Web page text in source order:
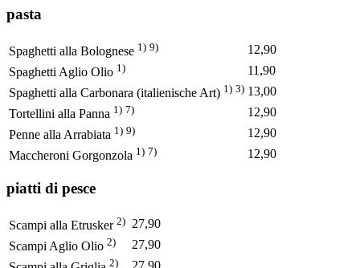
pasta
Spaghetti alla Bolognese 1) 9)
12,90
Spaghetti Aglio Olio 1)
11,90
Spaghetti alla Carbonara (italienische Art) 1) 3) 13,00
Tortellini alla Panna 1) 7)
12,90
Penne alla Arrabiata 1) 9)
12,90
Maccheroni Gorgonzola 1) 7) 12,90
piatti di pesce
Scampi alla Etrusker 2) 27,90
Scampi Aglio Olio 2)
27,90
2)
27,90